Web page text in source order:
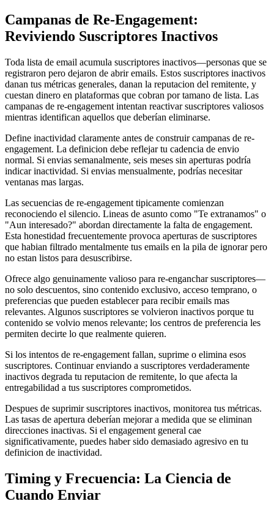
Campanas de Re-Engagement:
Reviviendo Suscriptores Inactivos
Toda lista de email acumula suscriptores inactivos—personas que se
registraron pero dejaron de abrir emails. Estos suscriptores inactivos
danan tus métricas generales, danan la reputacion del remitente, y
cuestan dinero en plataformas que cobran por tamano de lista. Las
campanas de re-engagement intentan reactivar suscriptores valiosos
mientras identifican aquellos que deberían eliminarse.
Define inactividad claramente antes de construir campanas de re-
engagement. La definicion debe reflejar tu cadencia de envio
normal. Si envias semanalmente, seis meses sin aperturas podría
indicar inactividad. Si envias mensualmente, podrías necesitar
ventanas mas largas.
Las secuencias de re-engagement tipicamente comienzan
reconociendo el silencio. Lineas de asunto como "Te extranamos" o
"Aun interesado?" abordan directamente la falta de engagement.
Esta honestidad frecuentemente provoca aperturas de suscriptores
que habian filtrado mentalmente tus emails en la pila de ignorar pero
no estan listos para desuscribirse.
Ofrece algo genuinamente valioso para re-enganchar suscriptores—
no solo descuentos, sino contenido exclusivo, acceso temprano, o
preferencias que pueden establecer para recibir emails mas
relevantes. Algunos suscriptores se volvieron inactivos porque tu
contenido se volvio menos relevante; los centros de preferencia les
permiten decirte lo que realmente quieren.
Si los intentos de re-engagement fallan, suprime o elimina esos
suscriptores. Continuar enviando a suscriptores verdaderamente
inactivos degrada tu reputacion de remitente, lo que afecta la
entregabilidad a tus suscriptores comprometidos.
Despues de suprimir suscriptores inactivos, monitorea tus métricas.
Las tasas de apertura deberían mejorar a medida que se eliminan
direcciones inactivas. Si el engagement general cae
significativamente, puedes haber sido demasiado agresivo en tu
definicion de inactividad.
Timing y Frecuencia: La Ciencia de
Cuando Enviar